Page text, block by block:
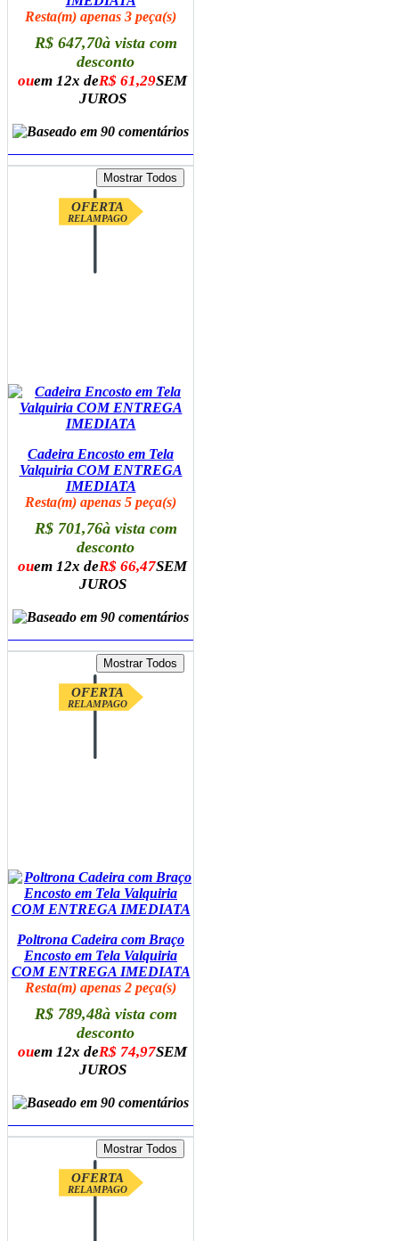
Resta(m) apenas 3 peça(s)
R$ 647,70à vista com
desconto
ouem 12x deR$ 61,29SEM
JUROS
OFERTA
RELAMPAGO
Cadeira Encosto em Tela
Valquiria COM ENTREGA
IMEDIATA
Resta(m) apenas 5 peça(s)
R$ 701,76à vista com
desconto
ouem 12x deR$ 66,47SEM
JUROS
OFERTA
RELAMPAGO
Poltrona Cadeira com Braço
Encosto em Tela Valquiria
COM ENTREGA IMEDIATA
Resta(m) apenas 2 peça(s)
R$ 789,48à vista com
desconto
ouem 12x deR$ 74,97SEM
JUROS
OFERTA
RELAMPAGO